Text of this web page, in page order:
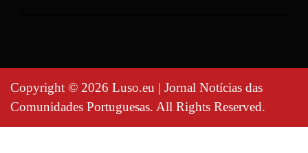
Copyright © 2026 Luso.eu | Jornal Notícias das
Comunidades Portuguesas. All Rights Reserved.